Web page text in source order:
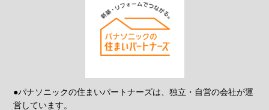
●パナソニックの住まいパートナーズは、独立・自営の会社が運
営しています。